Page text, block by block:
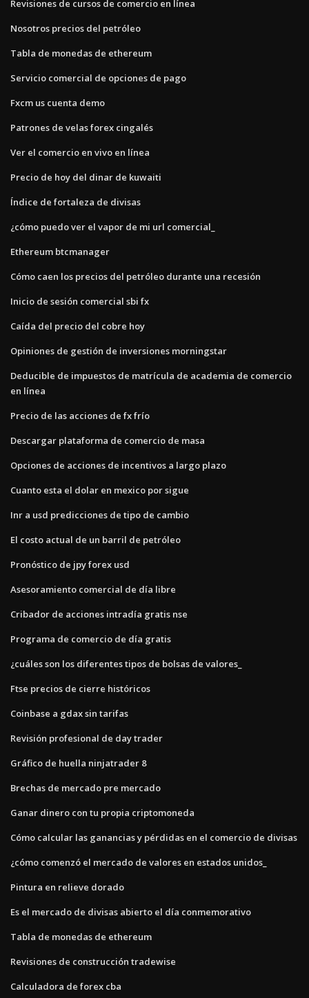
Revisiones de cursos de comercio en línea
Nosotros precios del petróleo
Tabla de monedas de ethereum
Servicio comercial de opciones de pago
Fxcm us cuenta demo
Patrones de velas forex cingalés
Ver el comercio en vivo en línea
Precio de hoy del dinar de kuwaiti
Índice de fortaleza de divisas
¿cómo puedo ver el vapor de mi url comercial_
Ethereum btcmanager
Cómo caen los precios del petróleo durante una recesión
Inicio de sesión comercial sbi fx
Caída del precio del cobre hoy
Opiniones de gestión de inversiones morningstar
Deducible de impuestos de matrícula de academia de comercio
en línea
Precio de las acciones de fx frío
Descargar plataforma de comercio de masa
Opciones de acciones de incentivos a largo plazo
Cuanto esta el dolar en mexico por sigue
Inr a usd predicciones de tipo de cambio
El costo actual de un barril de petróleo
Pronóstico de jpy forex usd
Asesoramiento comercial de día libre
Cribador de acciones intradía gratis nse
Programa de comercio de día gratis
¿cuáles son los diferentes tipos de bolsas de valores_
Ftse precios de cierre históricos
Coinbase a gdax sin tarifas
Revisión profesional de day trader
Gráfico de huella ninjatrader 8
Brechas de mercado pre mercado
Ganar dinero con tu propia criptomoneda
Cómo calcular las ganancias y pérdidas en el comercio de divisas
¿cómo comenzó el mercado de valores en estados unidos_
Pintura en relieve dorado
Es el mercado de divisas abierto el día conmemorativo
Tabla de monedas de ethereum
Revisiones de construcción tradewise
Calculadora de forex cba